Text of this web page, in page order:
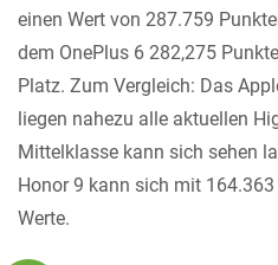
einen Wert von 287.759
dem OnePlus 6 282,275
Platz. Zum Vergleich: Das
liegen nahezu alle aktuellen
Mittelklasse kann sich sehen
Honor 9 kann sich mit
Werte.